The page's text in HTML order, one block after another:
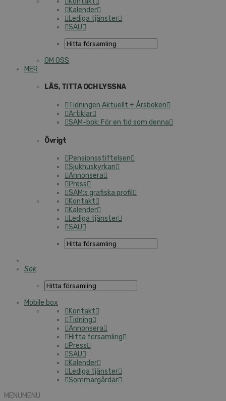
Kalender
Lediga tjänster
SAU
OM OSS
MER
LÄS, TITTA OCH LYSSNA
Tidningen Aktuellt + Årsboken
Artiklar
SAM-bok: För en tid som denna
Övrigt
Pensionsstiftelsen
Sjukhuskyrkan
Annonsera
Press
SAM:s grafiska profil
Kontakt
Kalender
Lediga tjänster
SAU
Sök
Mobile box
Kontakt
Tidning
Annonsera
Hitta församling
Press
SAU
Kalender
Lediga tjänster
Sommargårdar
MENUMENU